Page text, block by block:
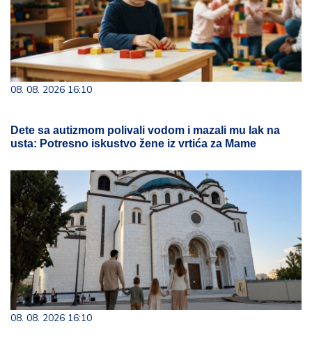
08. 08. 2026 16:10
Dete sa autizmom polivali vodom i mazali mu lak na
usta: Potresno iskustvo žene iz vrtića za Mame
08. 08. 2026 16:10